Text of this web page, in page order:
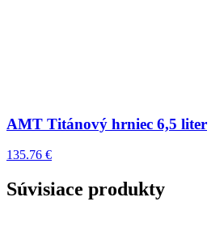
AMT Titánový hrniec 6,5 liter
135.76 €
Súvisiace produkty